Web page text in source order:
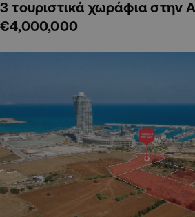
3 τουριστικά χωράφια στην
€4,000,000